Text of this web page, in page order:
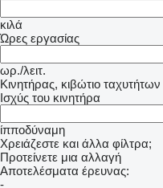
κιλά
Ώρες εργασίας
ωρ./λειτ.
Κινητήρας, κιβώτιο ταχυτήτων
Ισχύς του κινητήρα
ίπποδύναμη
Χρειάζεστε και άλλα φίλτρα;
Προτείνετε μια αλλαγή
Αποτελέσματα έρευνας:
-